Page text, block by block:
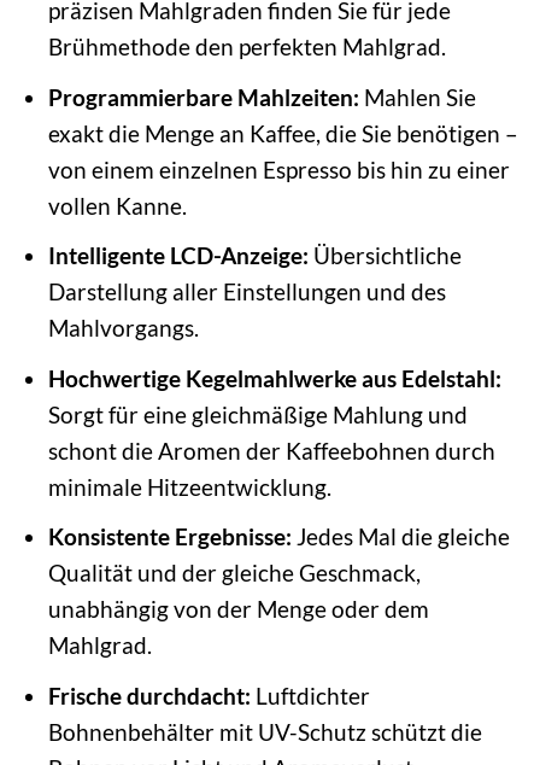
präzisen Mahlgraden finden Sie für jede
Brühmethode den perfekten Mahlgrad.
Programmierbare Mahlzeiten: Mahlen Sie
exakt die Menge an Kaffee, die Sie benötigen –
von einem einzelnen Espresso bis hin zu einer
vollen Kanne.
Intelligente LCD-Anzeige: Übersichtliche
Darstellung aller Einstellungen und des
Mahlvorgangs.
Hochwertige Kegelmahlwerke aus Edelstahl:
Sorgt für eine gleichmäßige Mahlung und
schont die Aromen der Kaffeebohnen durch
minimale Hitzeentwicklung.
Konsistente Ergebnisse: Jedes Mal die gleiche
Qualität und der gleiche Geschmack,
unabhängig von der Menge oder dem
Mahlgrad.
Frische durchdacht: Luftdichter
Bohnenbehälter mit UV-Schutz schützt die